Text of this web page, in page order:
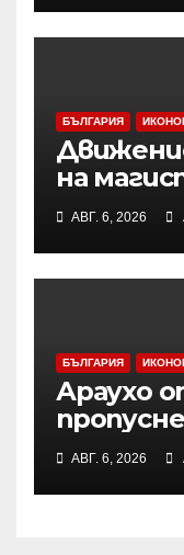
БЪЛГАРИЯ
на
района
АВГ. 6, 2026
БЪЛГАРИЯ
Араухо
сезона
заради
бедро
АВГ. 6, 2026